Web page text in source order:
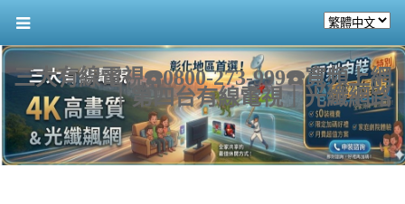
三大有線電視☎️0800-273-999☎️寬頻上網
｜第四台有線電視｜光纖網路